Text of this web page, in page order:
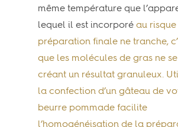
même température que
lequel il est incorporéau risque
préparation finale ne tranche,
que les molécules de gras ne
créant un résultat granuleux.
la confection d’un gâteau de
beurre pommade facilite
l’homogénéisation de la